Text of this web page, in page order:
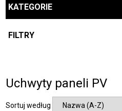
KATEGORIE
FILTRY
Uchwyty paneli PV
Sortuj według